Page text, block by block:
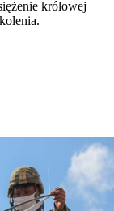
królowej